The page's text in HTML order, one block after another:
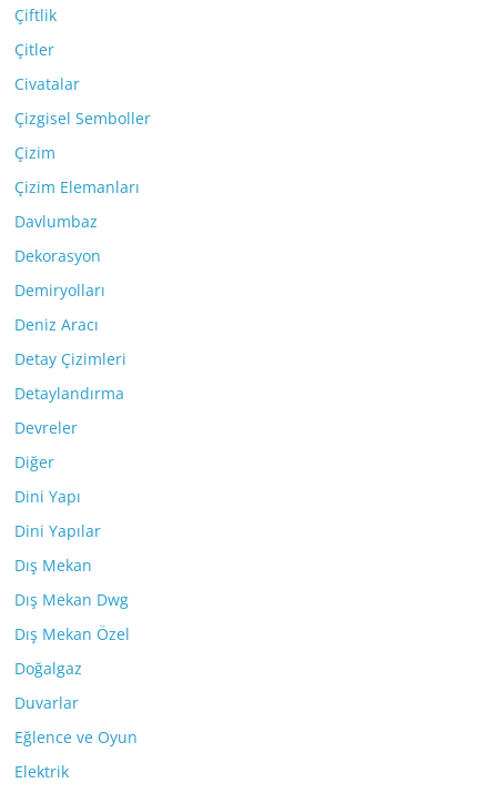
Çiftlik
Çitler
Civatalar
Çizgisel Semboller
Çizim
Çizim Elemanları
Davlumbaz
Dekorasyon
Demiryolları
Deniz Aracı
Detay Çizimleri
Detaylandırma
Devreler
Diğer
Dini Yapı
Dini Yapılar
Dış Mekan
Dış Mekan Dwg
Dış Mekan Özel
Doğalgaz
Duvarlar
Eğlence ve Oyun
Elektrik